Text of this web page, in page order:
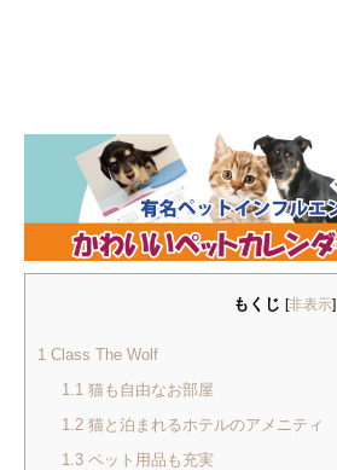
もくじ [非表示]
1 Class The Wolf
1.1猫も自由なお部屋
1.2猫と泊まれるホテルのアメニティ
1.3ペット用品も充実